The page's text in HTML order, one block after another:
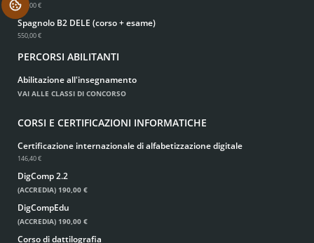
550,00 €
Spagnolo B2 DELE (corso + esame)
550,00 €
PERCORSI ABILITANTI
Abilitazione all'insegnamento
VAI ALLE CLASSI DI CONCORSO
CORSI E CERTIFICAZIONI INFORMATICHE
Certificazione internazionale di alfabetizzazione digitale
146,40 €
DigComp 2.2
(ACCREDIA) 190,00 €
DigCompEdu
(ACCREDIA) 190,00 €
Corso di dattilografia
.